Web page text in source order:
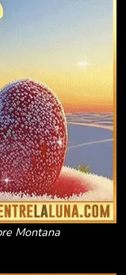
Montana